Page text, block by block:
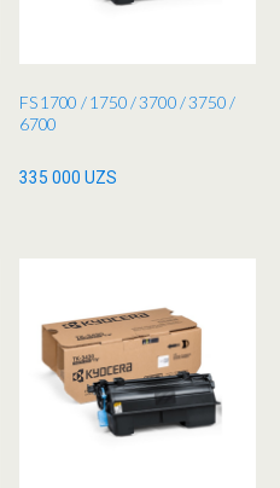
FS 1700 / 1750 / 3700 / 3750 /
6700
335 000UZS